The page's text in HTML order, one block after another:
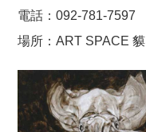
電話：092-781-7597
場所：ART SPACE 貘